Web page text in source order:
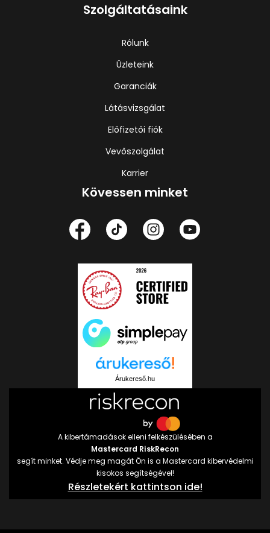
Szolgáltatásaink
Rólunk
Üzleteink
Garanciák
Látásvizsgálat
Előfizetői fiók
Vevőszolgálat
Karrier
Kövessen minket
Árukereső.hu
A kibertámadások elleni felkészülésében a
Mastercard RiskRecon
segít minket. Védje meg magát Ön is a Mastercard kibervédelmi
kisokos segítségével!
Részletekért kattintson ide!